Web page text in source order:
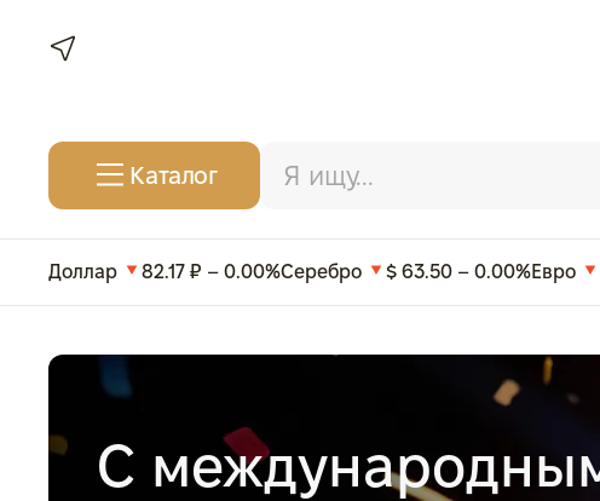
Каталог
Доллар 82.17 ₽ – 0.00%Серебро $ 63.50 – 0.00%Евро
С